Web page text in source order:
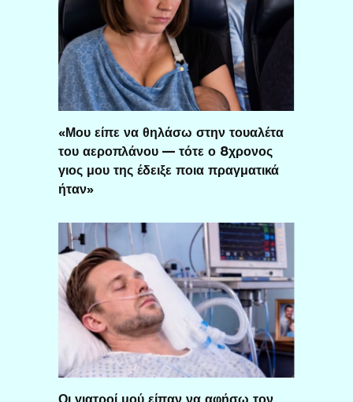
«Μου είπε να θηλάσω στην τουαλέτα
του αεροπλάνου — τότε ο 8χρονος
γιος μου της έδειξε ποια πραγματικά
ήταν»